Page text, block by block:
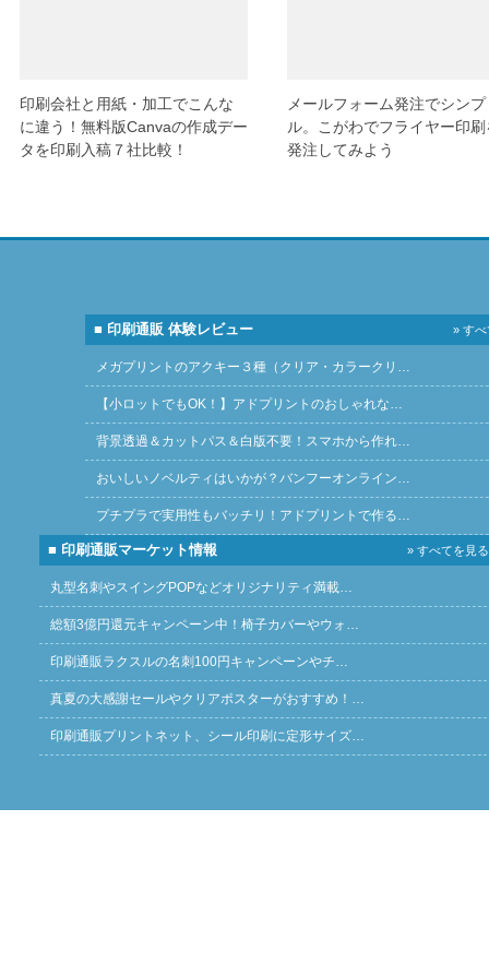
印刷会社と用紙・加工でこんな
に違う！無料版Canvaの作成デー
タを印刷入稿７社比較！
メールフォーム発注でシンプ
ル。こがわでフライヤー印刷
発注してみよう
■ 印刷通販 体験レビュー » す
メガプリントのアクキー３種（クリア・カラークリ…
【小ロットでもOK！】アドプリントのおしゃれな…
背景透過＆カットパス＆白版不要！スマホから作れ…
おいしいノベルティはいかが？バンフーオンライン…
プチプラで実用性もバッチリ！アドプリントで作る…
■ 印刷通販マーケット情報 » すべてを見る
丸型名刺やスイングPOPなどオリジナリティ満載…
総額3億円還元キャンペーン中！椅子カバーやウォ…
印刷通販ラクスルの名刺100円キャンペーンやチ…
真夏の大感謝セールやクリアポスターがおすすめ！…
印刷通販プリントネット、シール印刷に定形サイズ…